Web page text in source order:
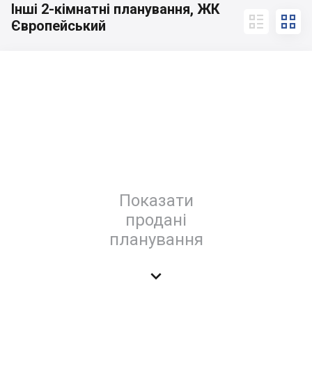
Інші 2-кімнатні планування, ЖК
Європейський
 
Показати
продані
планування
